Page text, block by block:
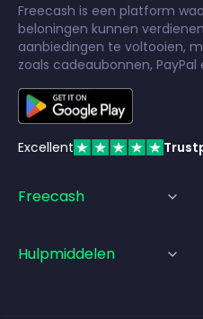
Freecash is een platform
beloningen kunnen
aanbiedingen te voltooien,
zoals cadeaubonnen,
Excellent
Freecash
Hulpmiddelen